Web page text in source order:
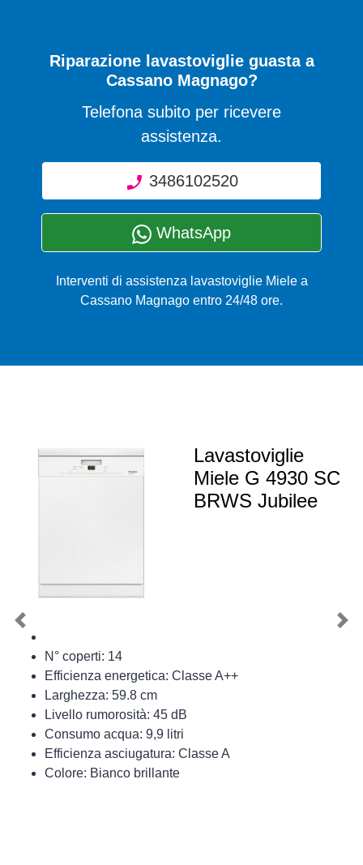
Riparazione lavastoviglie guasta a
Cassano Magnago?
Telefona subito per ricevere
assistenza.
3486102520
WhatsApp
Interventi di assistenza lavastoviglie Miele a
Cassano Magnago entro 24/48 ore.
Lavastoviglie
Miele G 4930 SC
BRWS Jubilee
N° coperti: 14
Efficienza energetica: Classe A++
Larghezza: 59.8 cm
Livello rumorosità: 45 dB
Consumo acqua: 9,9 litri
Efficienza asciugatura: Classe A
Colore: Bianco brillante
Previous